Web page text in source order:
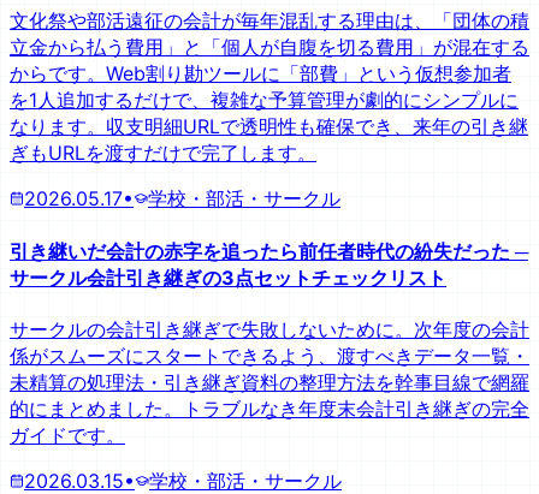
文化祭や部活遠征の会計が毎年混乱する理由は、「団体の積
立金から払う費用」と「個人が自腹を切る費用」が混在する
からです。Web割り勘ツールに「部費」という仮想参加者
を1人追加するだけで、複雑な予算管理が劇的にシンプルに
なります。収支明細URLで透明性も確保でき、来年の引き継
ぎもURLを渡すだけで完了します。
2026.05.17• 学校・部活・サークル
引き継いだ会計の赤字を追ったら前任者時代の紛失だった ─
サークル会計引き継ぎの3点セットチェックリスト
サークルの会計引き継ぎで失敗しないために。次年度の会計
係がスムーズにスタートできるよう、渡すべきデータ一覧・
未精算の処理法・引き継ぎ資料の整理方法を幹事目線で網羅
的にまとめました。トラブルなき年度末会計引き継ぎの完全
ガイドです。
2026.03.15•
学校・部活・サークル